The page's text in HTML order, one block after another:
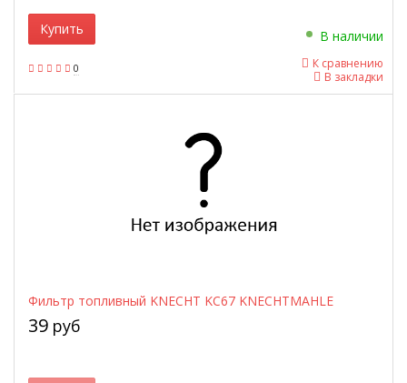
0
В наличии
В закладки
К сравнению
Купить
Фильтр топливный KNECHT KC67 KNECHTMAHLE
39 руб